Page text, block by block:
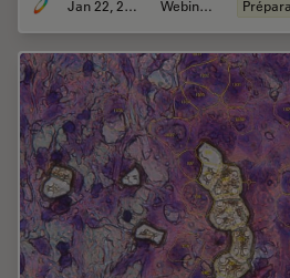
Jan 22, 2026 Webinaire